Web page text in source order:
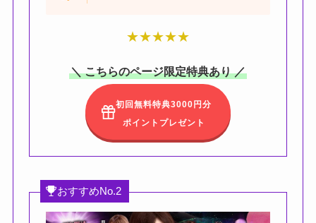
★★★★★
＼ こちらのページ限定特典あり ／
初回無料特典3000円分
ポイントプレゼント
おすすめNo.2